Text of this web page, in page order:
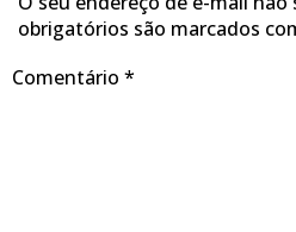
obrigatórios são marcados
Comentário *